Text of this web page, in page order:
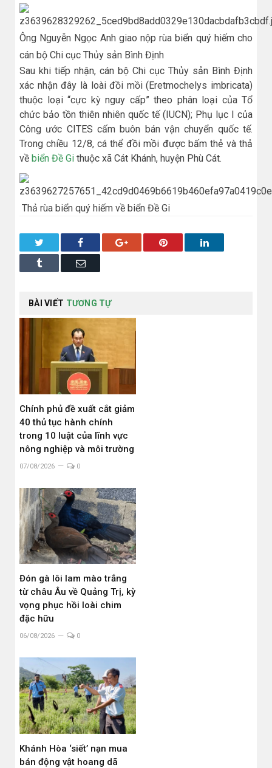
Ông Nguyễn Ngọc Anh giao nộp rùa biển quý hiếm cho
cán bộ Chi cục Thủy sản Bình Định
Sau khi tiếp nhận, cán bộ Chi cục Thủy sản Bình Định
xác nhận đây là loài đồi mồi (Eretmochelys imbricata)
thuộc loại “cực kỳ nguy cấp” theo phân loại của Tổ
chức bảo tồn thiên nhiên quốc tế (IUCN); Phụ lục I của
Công ước CITES cấm buôn bán vận chuyển quốc tế.
Trong chiều 12/8, cá thể đồi mồi được bấm thẻ và thả
về biển Đề Gi thuộc xã Cát Khánh, huyện Phù Cát.
Thả rùa biển quý hiếm về biển Đề Gi
Facebook Google+ Pinterest LinkedIn
Tumblr Email
BÀI VIẾT TƯƠNG TỰ
Chính phủ đề xuất cắt giảm
40 thủ tục hành chính
trong 10 luật của lĩnh vực
nông nghiệp và môi trường
07/08/2026 0
Đón gà lôi lam mào trắng
từ châu Âu về Quảng Trị, kỳ
vọng phục hồi loài chim
đặc hữu
06/08/2026 0
Khánh Hòa ‘siết’ nạn mua
bán động vật hoang dã